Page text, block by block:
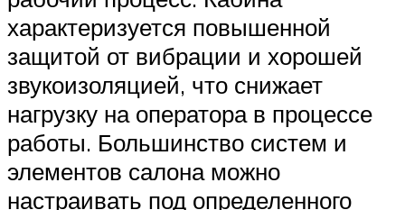
характеризуется повышенной
защитой от вибрации и хорошей
звукоизоляцией, что снижает
нагрузку на оператора в процессе
работы. Большинство систем и
элементов салона можно
настраивать под определенного